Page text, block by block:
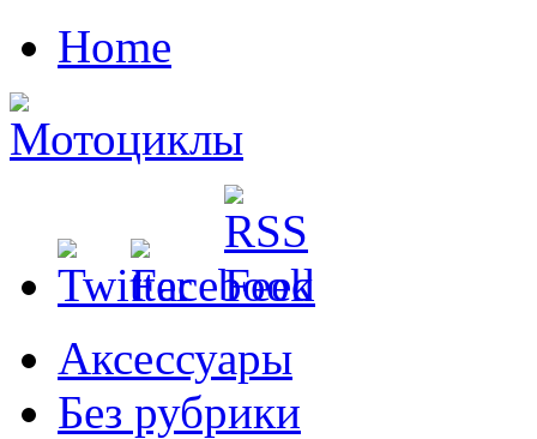
Home
Аксессуары
Без рубрики